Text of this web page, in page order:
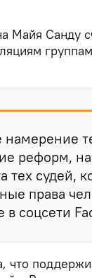
Майя Санду
реформ,
тех судей,
права
в соцсети
что